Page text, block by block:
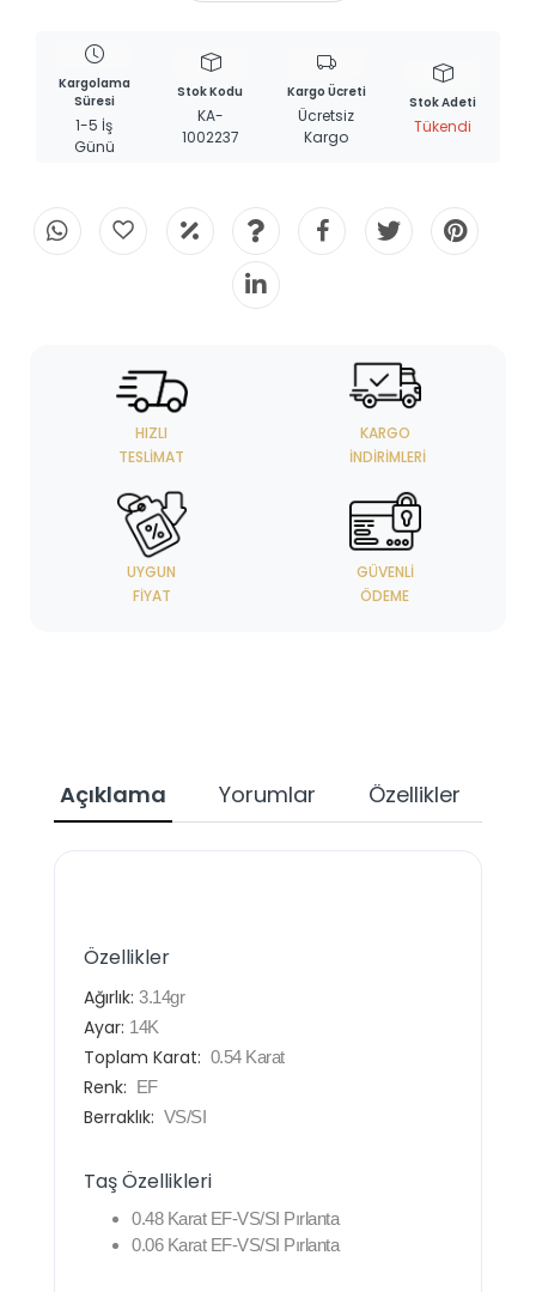
Kargolama
Süresi
1-5 İş
Günü
Stok Kodu
KA-
1002237
Kargo Ücreti
Ücretsiz
Kargo
Stok Adeti
Tükendi
HIZLI
TESLIMAT
KARGO
İNDIRIMLERI
UYGUN
FIYAT
GÜVENLI
ÖDEME
Açıklama Yorumlar Özellikler
Özellikler
Ağırlık: 3.14gr
Ayar: 14K
Toplam Karat: 0.54 Karat
Renk: EF
Berraklık: VS/SI
Taş Özellikleri
0.48 Karat EF-VS/SI Pırlanta
0.06 Karat EF-VS/SI Pırlanta